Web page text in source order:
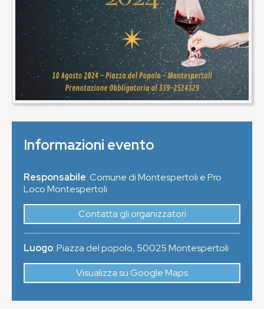
Informazioni evento
Responsabile: Comune di Montespertoli e Pro
Loco Montespertoli
Contatta gli organizzatori
Luogo:Piazza del popolo, 50025Montespertoli
Visualizza su Google Maps